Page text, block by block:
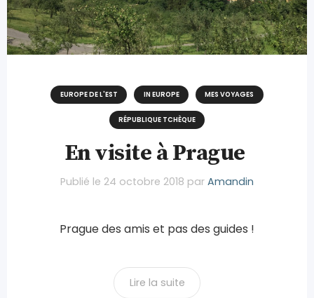
EUROPE DE L'EST IN EUROPE MES VOYAGES
RÉPUBLIQUE TCHÈQUE
En visite à Prague
Publié le 24 octobre 2018 par Amandin
Prague des amis et pas des guides !
Lire la suite